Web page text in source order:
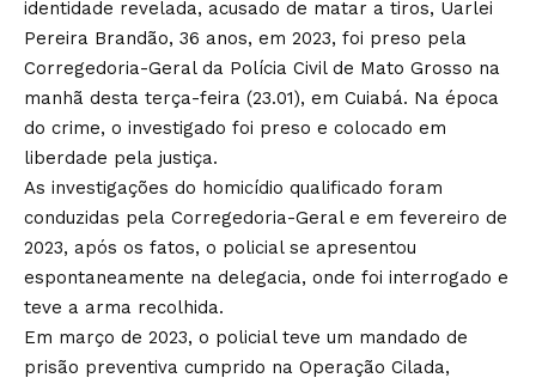
identidade revelada, acusado de matar a tiros, Uarlei
Pereira Brandão, 36 anos, em 2023, foi preso pela
Corregedoria-Geral da Polícia Civil de Mato Grosso na
manhã desta terça-feira (23.01), em Cuiabá. Na época
do crime, o investigado foi preso e colocado em
liberdade pela justiça.
As investigações do homicídio qualificado foram
conduzidas pela Corregedoria-Geral e em fevereiro de
2023, após os fatos, o policial se apresentou
espontaneamente na delegacia, onde foi interrogado e
teve a arma recolhida.
Em março de 2023, o policial teve um mandado de
prisão preventiva cumprido na Operação Cilada,